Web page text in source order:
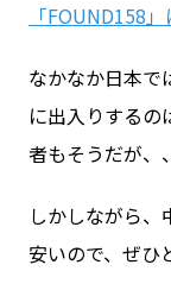
「FOUND158
なかなか日本で
に出入りするの
者もそうだが、
しかしながら
安いので、ぜひ